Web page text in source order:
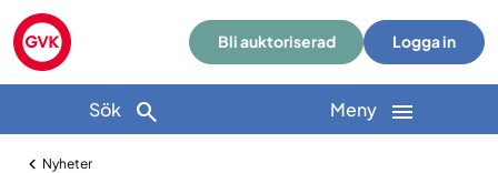
Bli auktoriserad Logga in
Sök Meny
Nyheter